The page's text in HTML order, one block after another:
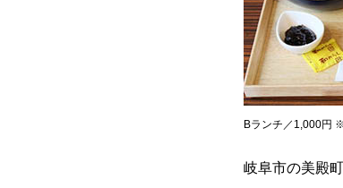
Bランチ／1,000円
岐阜市の美殿